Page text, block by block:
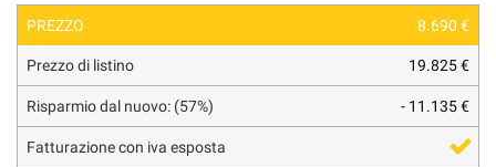
PREZZO 8.690 €
Prezzo di listino 19.825 €
Risparmio dal nuovo: (57%) - 11.135 €
Fatturazione con iva esposta
descritte.
Per
maggiori
informazioni
sull'utilità